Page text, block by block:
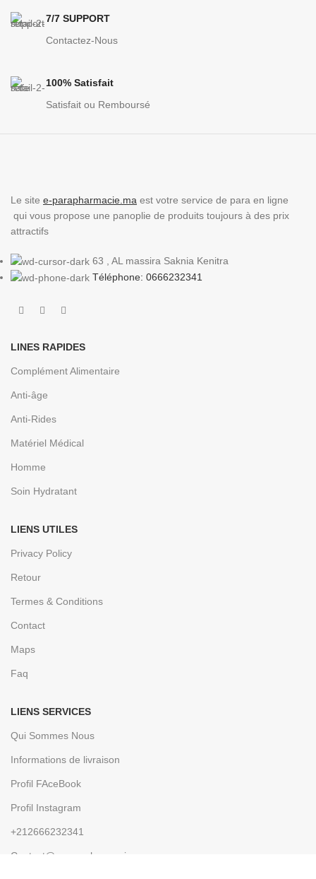
7/7 SUPPORT
Contactez-Nous
100% Satisfait
Satisfait ou Remboursé
Le site e-parapharmacie.ma est votre service de para en ligne
qui vous propose une panoplie de produits toujours à des prix
attractifs
63 , AL massira Saknia Kenitra
Téléphone: 0666232341
LINES RAPIDES
Complément Alimentaire
Anti-âge
Anti-Rides
Matériel Médical
Homme
Soin Hydratant
LIENS UTILES
Privacy Policy
Retour
Termes & Conditions
Contact
Maps
Faq
LIENS SERVICES
Qui Sommes Nous
Informations de livraison
Profil FAceBook
Profil Instagram
+212666232341
Contact@e-parapharmacie.ma